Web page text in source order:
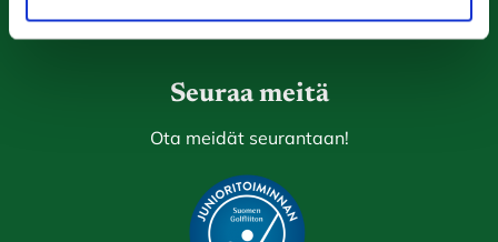
Laajemmat yhteystiedot
Seuraa meitä
Ota meidät seurantaan!